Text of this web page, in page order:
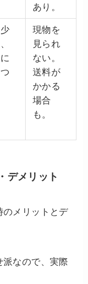
あり。
現物を
見られ
ない。
送料が
かかる
場合
も。
デメリット
のメリットとデ
なので、実際